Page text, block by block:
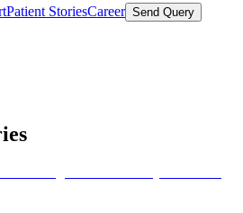
Patient StoriesCareer Send Query